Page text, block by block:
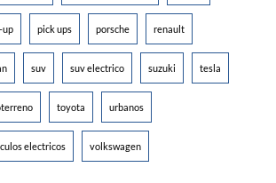
up pick ups porsche renault
suv suv electrico suzuki tesla
toyota urbanos
electricos volkswagen